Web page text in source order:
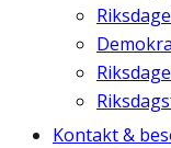
Kontakt &